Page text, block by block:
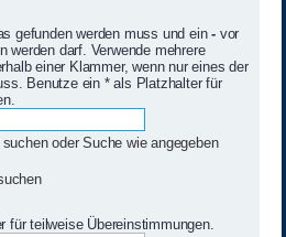
gefunden werden muss und ein-vor
werden darf. Verwende mehrere
einer Klammer, wenn nur eines der
Benutze ein * als Platzhalter für
oder Suche wie angegeben
für teilweise Übereinstimmungen.